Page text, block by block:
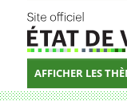
AFFICHER LES